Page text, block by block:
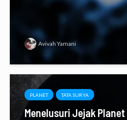
Avivah Yamani
PLANET TATA SURYA
Menelusuri Jejak